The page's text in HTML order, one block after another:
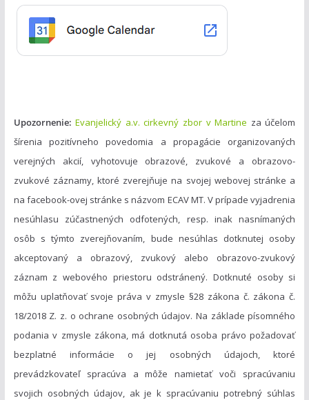
r
Upozornenie: Evanjelický a.v. cirkevný zbor v Martine za účelom
šírenia pozitívneho povedomia a propagácie organizovaných
verejných akcií, vyhotovuje obrazové, zvukové a obrazovo-
zvukové záznamy, ktoré zverejňuje na svojej webovej stránke a
na facebook-ovej stránke s názvom ECAV MT. V prípade vyjadrenia
nesúhlasu zúčastnených odfotených, resp. inak nasnímaných
osôb s týmto zverejňovaním, bude nesúhlas dotknutej osoby
akceptovaný a obrazový, zvukový alebo obrazovo-zvukový
záznam z webového priestoru odstránený. Dotknuté osoby si
môžu uplatňovať svoje práva v zmysle §28 zákona č. zákona č.
18/2018 Z. z. o ochrane osobných údajov. Na základe písomného
podania v zmysle zákona, má dotknutá osoba právo požadovať
bezplatné informácie o jej osobných údajoch, ktoré
prevádzkovateľ spracúva a môže namietať voči spracúvaniu
svojich osobných údajov, ak je k spracúvaniu potrebný súhlas